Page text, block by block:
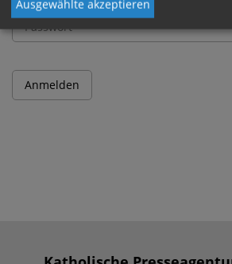
Ausgewählte akzeptieren